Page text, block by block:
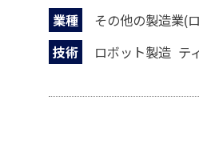
業種
技術
ロボット製造 テ